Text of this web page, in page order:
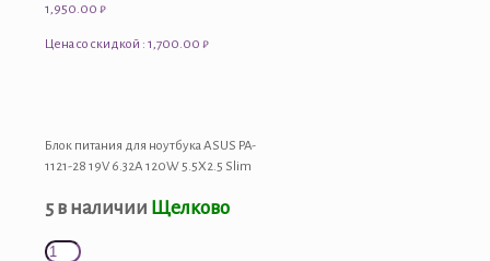
1,950.00 ₽
Цена со скидкой : 1,700.00 ₽
Блок питания для ноутбука ASUS PA-
1121-28 19V 6.32A 120W 5.5X2.5 Slim
5 в наличии Щелково
Количество